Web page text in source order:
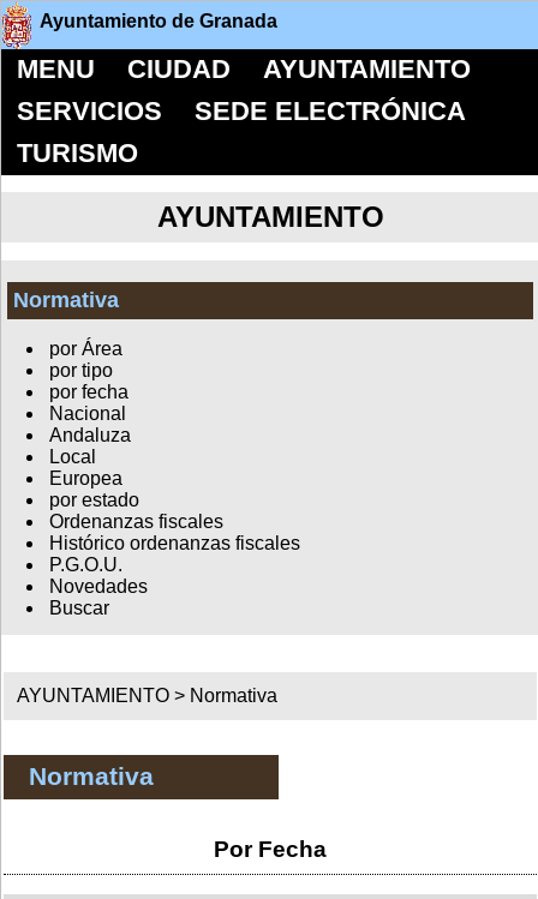
Ayuntamiento de Granada
MENU CIUDAD
AYUNTAMIENTO
SERVICIOS
SEDE ELECTRÓNICA
TURISMO
AYUNTAMIENTO
Normativa
por Área
por tipo
por fecha
Nacional
Andaluza
Local
Europea
por estado
Ordenanzas fiscales
Histórico ordenanzas fiscales
P.G.O.U.
Novedades
Buscar
AYUNTAMIENTO > Normativa
Normativa
Por Fecha